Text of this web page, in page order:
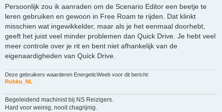
Persoonlijk zou ik aanraden om de Scenario Editor een beetje te
leren gebruiken en gewoon in Free Roam te rijden. Dat klinkt
misschien wat ingewikkelder, maar als je het eenmaal doorhebt,
geeft het juist veel minder problemen dan Quick Drive. Je hebt veel
meer controle over je rit en bent niet afhankelijk van de
eigenaardigheden van Quick Drive.
Deze gebruikers waarderen EnergeticWeeb voor dit bericht:
Rubku_NL
Begeleidend machinist bij NS Reizigers.
Hard voor weinig, nooit chagrijnig.